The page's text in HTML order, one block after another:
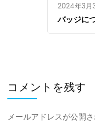
2024年3月
バッジに
コメントを残す
メールアドレスが公開